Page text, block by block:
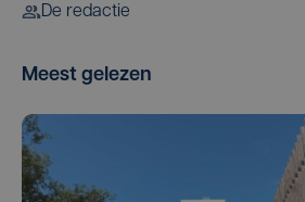
De redactie
Meest gelezen